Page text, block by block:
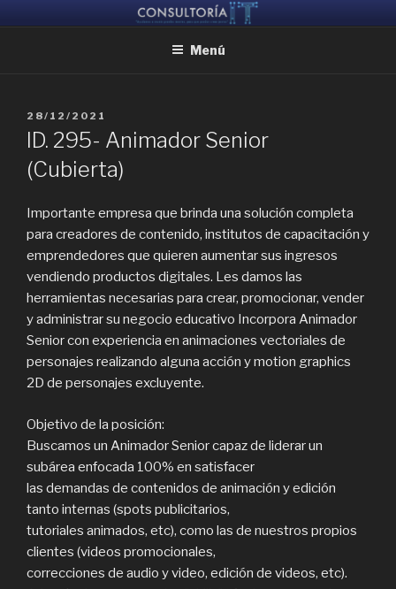
al
CONSULTORIA IT
Ayudamos a reunir grandes mentes, para que puedan crear juntas
Menú
PUBLICADO
EL
28/12/2021
ID. 295- Animador Senior
(Cubierta)
Importante empresa que brinda una solución completa
para creadores de contenido, institutos de capacitación y
emprendedores que quieren aumentar sus ingresos
vendiendo productos digitales. Les damos las
herramientas necesarias para crear, promocionar, vender
y administrar su negocio educativo Incorpora Animador
Senior con experiencia en animaciones vectoriales de
personajes realizando alguna acción y motion graphics
2D de personajes excluyente.
Objetivo de la posición:
Buscamos un Animador Senior capaz de liderar un
subárea enfocada 100% en satisfacer
las demandas de contenidos de animación y edición
tanto internas (spots publicitarios,
tutoriales animados, etc), como las de nuestros propios
clientes (videos promocionales,
correcciones de audio y video, edición de videos, etc).